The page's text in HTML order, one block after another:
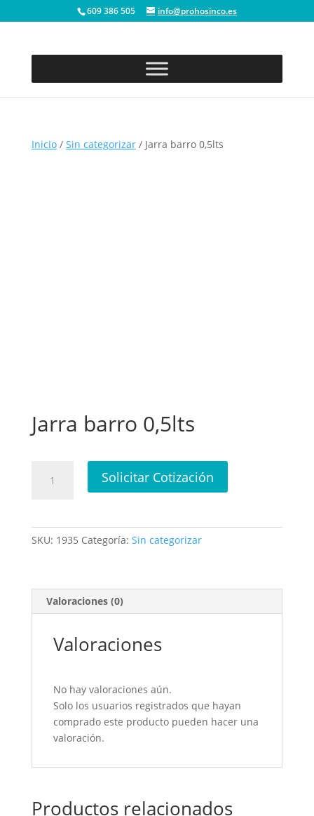
609 386 505 info@prohosinco.es
Inicio/ Sin categorizar/ Jarra barro 0,5lts
Jarra barro 0,5lts
barro
Solicitar Cotización
SKU: 1935 Categoría: Sin categorizar
Valoraciones (0)
Valoraciones
No hay valoraciones aún.
Solo los usuarios registrados que hayan
comprado este producto pueden hacer una
valoración.
Productos relacionados